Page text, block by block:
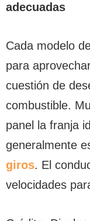
adecuadas
Cada modelo
para
cuestión de
combustible.
panel la franja
generalmente
giros. El
velocidades